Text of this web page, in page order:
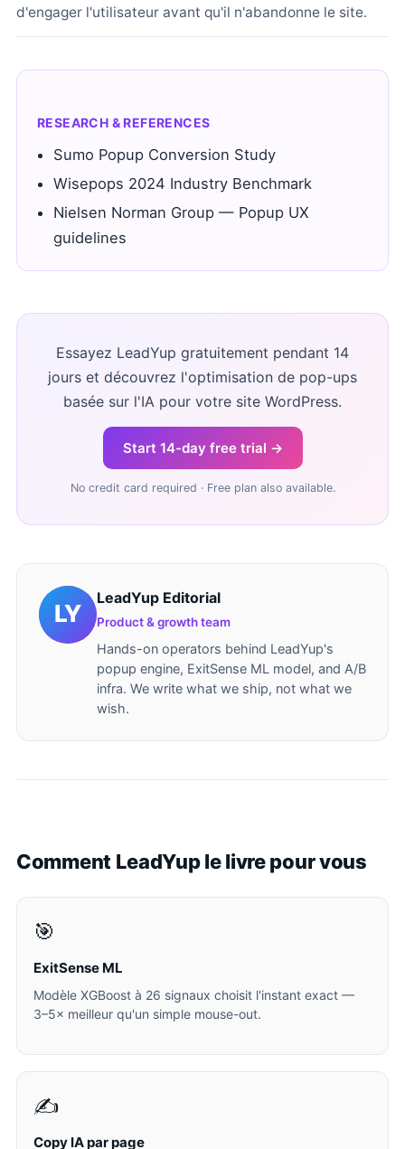
d'engager l'utilisateur avant qu'il n'abandonne le site.
RESEARCH & REFERENCES
Sumo Popup Conversion Study
Wisepops 2024 Industry Benchmark
Nielsen Norman Group — Popup UX
guidelines
Essayez LeadYup gratuitement pendant 14
jours et découvrez l'optimisation de pop-ups
basée sur l'IA pour votre site WordPress.
Start 14-day free trial →
No credit card required · Free plan also available.
LeadYup Editorial
Product & growth team
Hands-on operators behind LeadYup's
popup engine, ExitSense ML model, and A/B
infra. We write what we ship, not what we
wish.
Comment LeadYup le livre pour vous
🎯
ExitSense ML
Modèle XGBoost à 26 signaux choisit l'instant exact —
3–5× meilleur qu'un simple mouse-out.
✍️
Copy IA par page